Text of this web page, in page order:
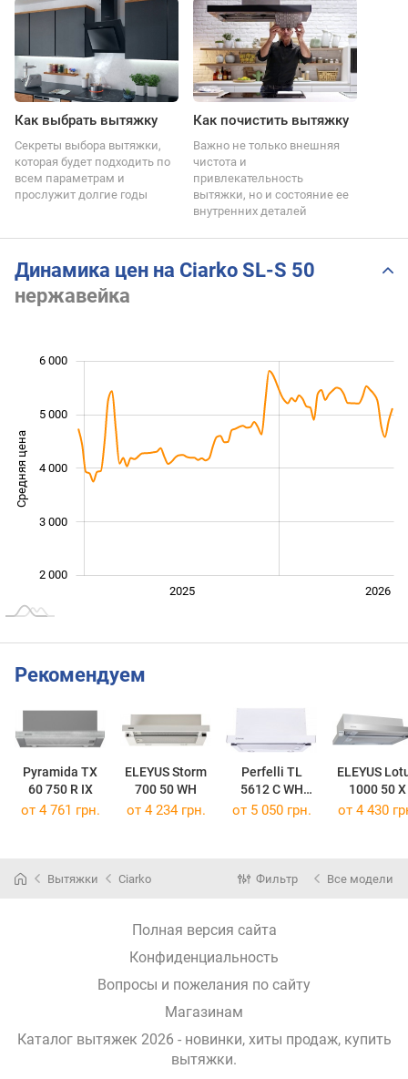
Как выбрать вытяжку
Секреты выбора вытяжки,
которая будет подходить по
всем параметрам и
прослужит долгие годы
Как почистить вытяжку
Важно не только внешняя
чистота и
привлекательность
вытяжки, но и состояние ее
внутренних деталей
Динамика цен на Ciarko SL-S 50
нержавейка
Средняя цена 2 500
2 000
3 000
4 000
5 000
6 000
2025 2026
Рекомендуем
Pyramida TX
60 750 R IX
ELEYUS Storm
700 50 WH
Perfelli TL
5612 C WH
1000 LED
ELEYUS
1000 50 X
от 4 761 грн. от 4 234 грн. от 5 050 грн. от 4 430
Вытяжки Ciarko Фильтр Все модели
Полная версия сайта
Конфиденциальность
Вопросы и пожелания по сайту
Магазинам
Каталог вытяжек 2026 - новинки, хиты продаж, купить
вытяжки.